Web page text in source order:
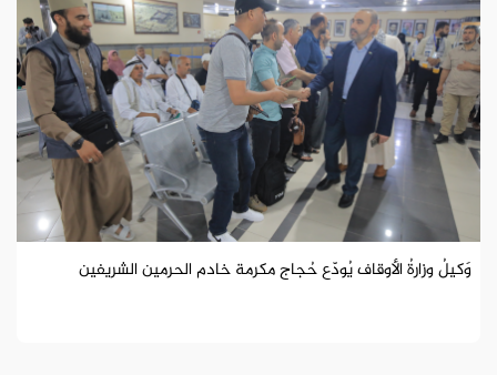
وَكيلُ وزارةُ الأوقاف يُودّع حُجاج مكرمة خادم الحرمين الشريفين